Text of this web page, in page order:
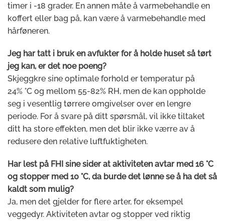
timer i -18 grader. En annen måte å varmebehandle en
koffert eller bag på, kan være å varmebehandle med
hårføneren.
Jeg har tatt i bruk en avfukter for å holde huset så tørt
jeg kan, er det noe poeng?
Skjeggkre sine optimale forhold er temperatur på
24% °C og mellom 55-82% RH, men de kan oppholde
seg i vesentlig tørrere omgivelser over en lengre
periode. For å svare på ditt spørsmål, vil ikke tiltaket
ditt ha store effekten, men det blir ikke værre av å
redusere den relative luftfuktigheten.
Har lest på FHI sine sider at aktiviteten avtar med 16 °C
og stopper med 10 °C, da burde det lønne se å ha det så
kaldt som mulig?
Ja, men det gjelder for flere arter, for eksempel
veggedyr. Aktiviteten avtar og stopper ved riktig